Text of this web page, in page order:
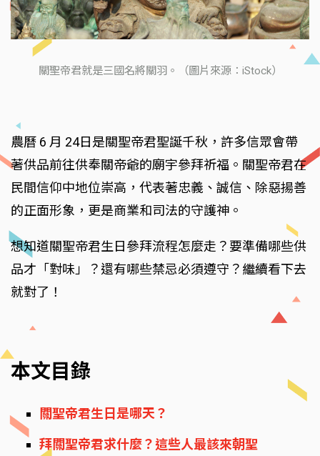
關聖帝君就是三國名將關羽。（圖片來源：iStock）
農曆 6 月 24日是關聖帝君聖誕千秋，許多信眾會帶
著供品前往供奉關帝爺的廟宇參拜祈福。關聖帝君在
民間信仰中地位崇高，代表著忠義、誠信、除惡揚善
的正面形象，更是商業和司法的守護神。
想知道關聖帝君生日參拜流程怎麼走？要準備哪些供
品才「對味」？還有哪些禁忌必須遵守？繼續看下去
就對了！
本文目錄
關聖帝君生日是哪天？
拜關聖帝君求什麼？這些人最該來朝聖